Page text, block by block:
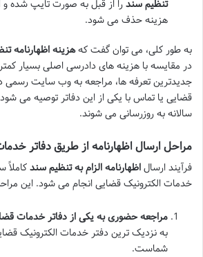
تنظیم سندرا از قبل به صورت تایپ شده و
هزینه حذف می شود.
به طور کلی، می توان گفت کههزینه اظهارنامه
در مقایسه با هزینه های دادرسی اصلی بسیار
جدیدترین تعرفه ها، مراجعه به وب سایت رسمی
قضایی یا تماس با یکی از این دفاتر توصیه می
سالانه به روزرسانی می شوند.
مراحل ارسال اظهارنامه از طریق دفاتر
فرآیند ارسالاظهارنامه الزام به تنظیم سندکاملاً
خدمات الکترونیک قضایی انجام می شود. این
مراجعه حضوری به یکی از دفاتر خدمات
به نزدیک ترین دفتر خدمات الکترونیک
شماست.